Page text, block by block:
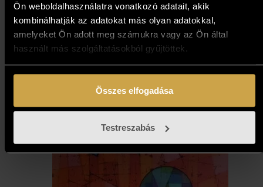
Ön weboldalhasználatra vonatkozó adatait, akik
kombinálhatják az adatokat más olyan adatokkal,
amelyeket Ön adott meg számukra vagy az Ön által
használt más szolgáltatásokból gyűjtöttek.
Összes elfogadása
Testreszabás
Kosárba teszem